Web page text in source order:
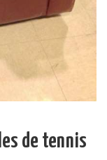
de tennis